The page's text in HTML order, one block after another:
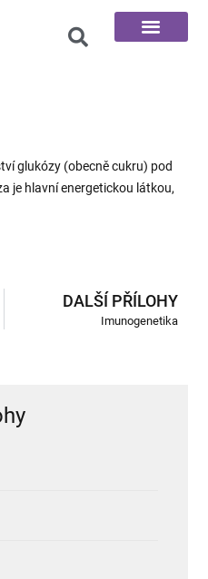
glukózy (obecně cukru) pod
je hlavní energetickou látkou,
DALŠÍ PŘÍLOHY
Imunogenetika